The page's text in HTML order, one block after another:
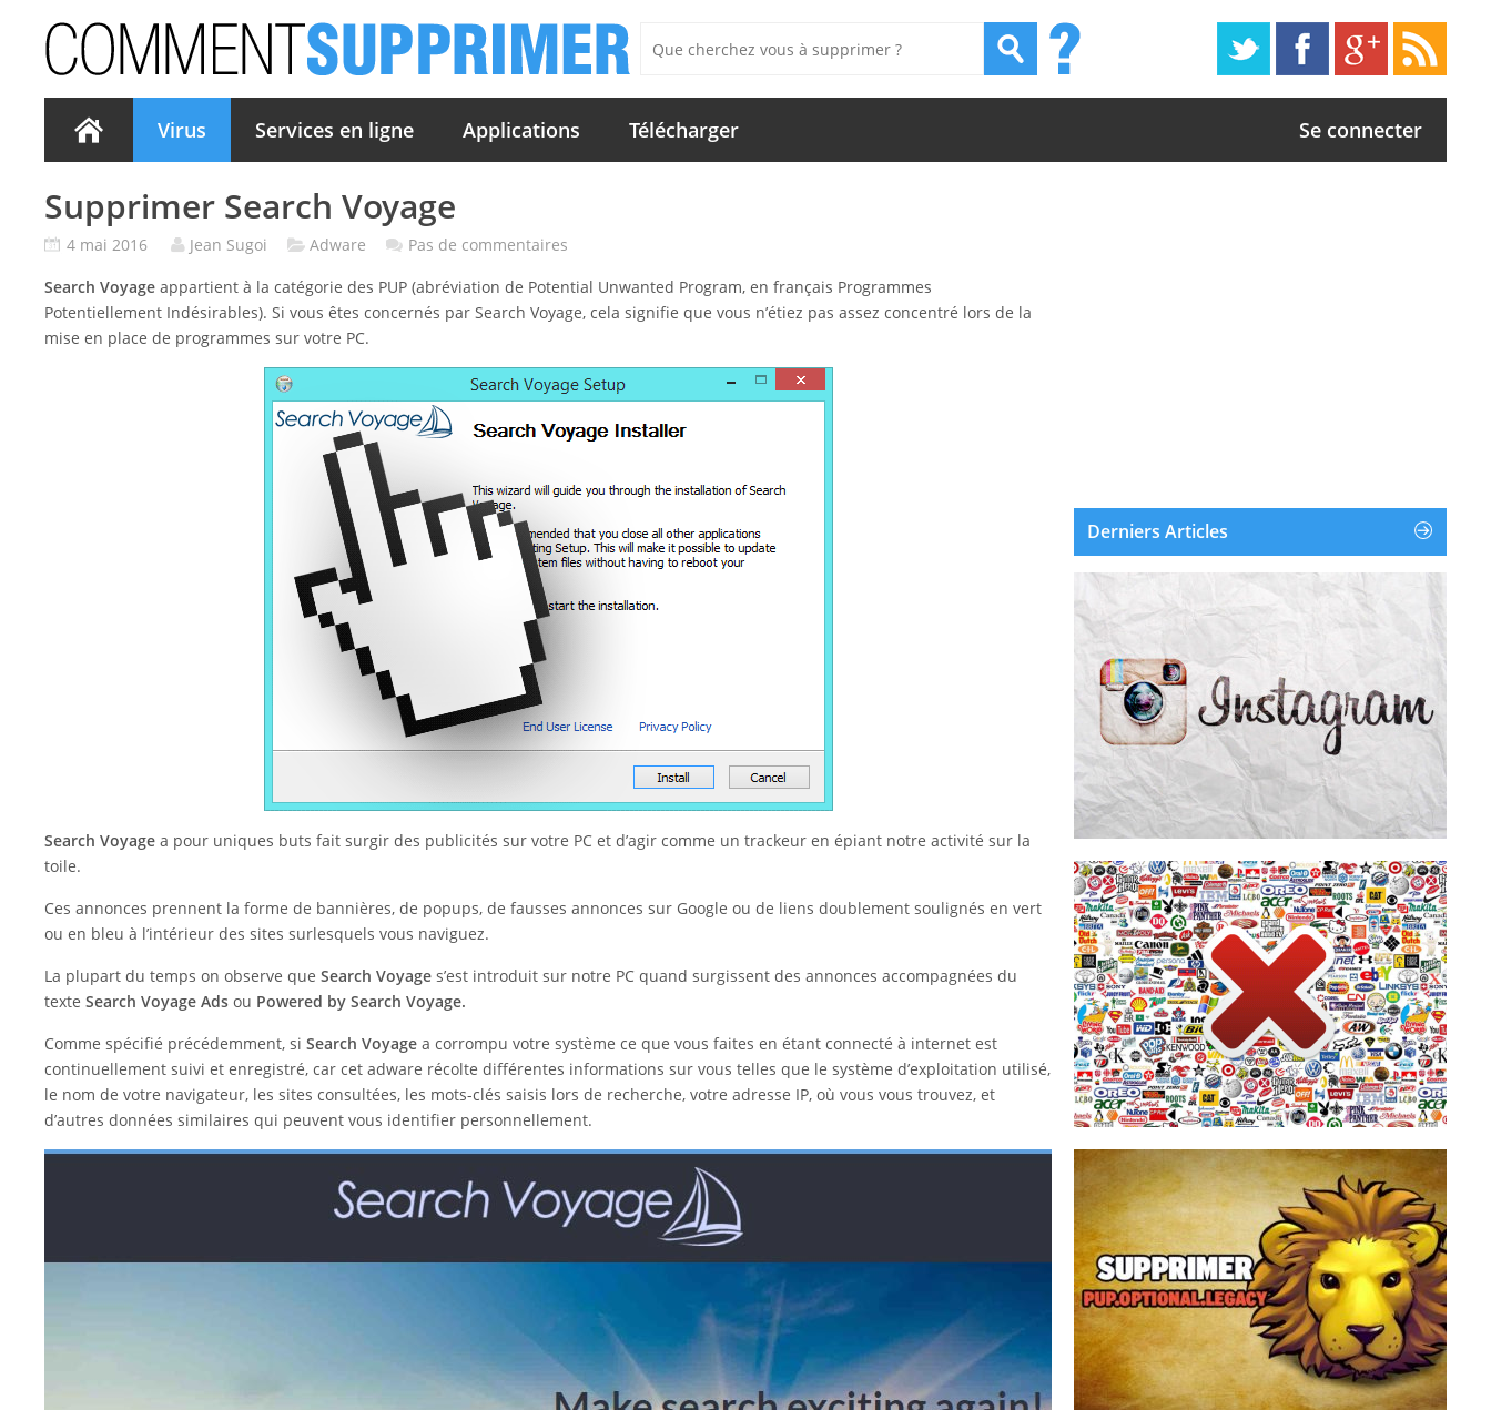
Virus Services en ligne Applications Télécharger Se connecter
Supprimer Search Voyage
4 mai 2016 Jean Sugoi Adware
Pas de commentaires
Search Voyage appartient à la catégorie des PUP (abréviation de Potential Unwanted Program, en français Programmes
Potentiellement Indésirables). Si vous êtes concernés par Search Voyage, cela signifie que vous n’étiez pas assez concentré lors de la
mise en place de programmes sur votre PC.
Search Voyage a pour uniques buts fait surgir des publicités sur votre PC et d’agir comme un trackeur en épiant notre activité sur la
toile.
Ces annonces prennent la forme de bannières, de popups, de fausses annonces sur Google ou de liens doublement soulignés en vert
ou en bleu à l’intérieur des sites surlesquels vous naviguez.
La plupart du temps on observe que Search Voyage s’est introduit sur notre PC quand surgissent des annonces accompagnées du
texte Search Voyage Ads ou Powered by Search Voyage.
Comme spécifié précédemment, si Search Voyage a corrompu votre système ce que vous faites en étant connecté à internet est
continuellement suivi et enregistré, car cet adware récolte différentes informations sur vous telles que le système d’exploitation utilisé,
le nom de votre navigateur, les sites consultées, les mots-clés saisis lors de recherche, votre adresse IP, où vous vous trouvez, et
d’autres données similaires qui peuvent vous identifier personnellement.
Derniers Articles
Instagram est une application et un service en
ligne de partage de photos et de vidéos
disponible sur iOS, Android et Windows
Phone. Instagram a été créé et lancé en
octobre 2010. Le 9 avril 2012, Facebook a
racheté Instagram pour environ un milliard...
Supprimer un compte Instagram
La publicité sur internet agace près de 8
Français sur 10. Pour échapper à la pub, à la
télévision, il suffit de zapper. Sur internet,
beaucoup installent une sorte de zapette
automatique, intégrée au navigateur web, qui
supprime les pubs de leur écr...
Supprimer la publicité
PUP.Optional.Legacy est une détection
générique d’Adwcleaner qui peuvent être
affichée durant le scan de votre ordinateur.
Derrière PUP.Optional.Legacy se cache es
logiciels potentiellement indésirables qui sont
proposés à l’installation de set...
Supprimer PUP.Optional.Legacy